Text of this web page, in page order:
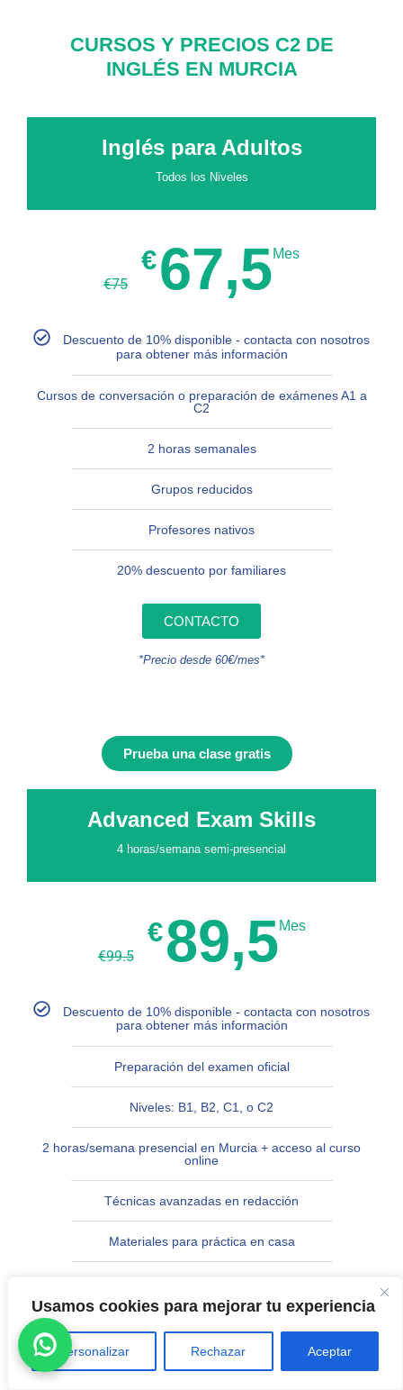
Usamos cookies para mejorar tu experiencia
Personalizar Rechazar Aceptar
CURSOS Y PRECIOS C2 DE
INGLÉS EN MURCIA
Inglés para Adultos
Todos los Niveles
€75
€67,5Mes
Descuento de 10% disponible - contacta con nosotros
para obtener más información
Cursos de conversación o preparación de exámenes A1 a
C2
2 horas semanales
Grupos reducidos
Profesores nativos
20% descuento por familiares
CONTACTO
*Precio desde 60€/mes*
Prueba una clase gratis
Advanced Exam Skills
4 horas/semana semi-presencial
€99.5
€89,5Mes
Descuento de 10% disponible - contacta con nosotros
para obtener más información
Preparación del examen oficial
Niveles: B1, B2, C1, o C2
2 horas/semana presencial en Murcia + acceso al curso
online
Técnicas avanzadas en redacción
Materiales para práctica en casa